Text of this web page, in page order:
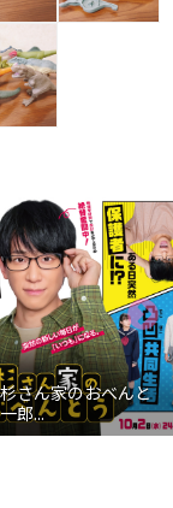
さん家のおべんと
郎...